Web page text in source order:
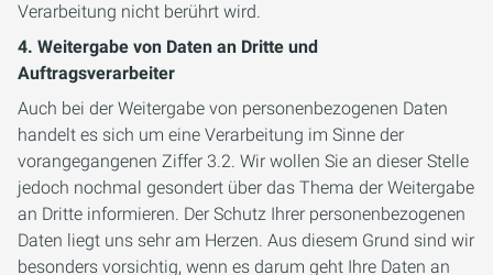
Verarbeitung nicht berührt wird.
4. Weitergabe von Daten an Dritte und
Auftragsverarbeiter
Auch bei der Weitergabe von personenbezogenen Daten
handelt es sich um eine Verarbeitung im Sinne der
vorangegangenen Ziffer 3.2. Wir wollen Sie an dieser Stelle
jedoch nochmal gesondert über das Thema der Weitergabe
an Dritte informieren. Der Schutz Ihrer personenbezogenen
Daten liegt uns sehr am Herzen. Aus diesem Grund sind wir
besonders vorsichtig, wenn es darum geht Ihre Daten an